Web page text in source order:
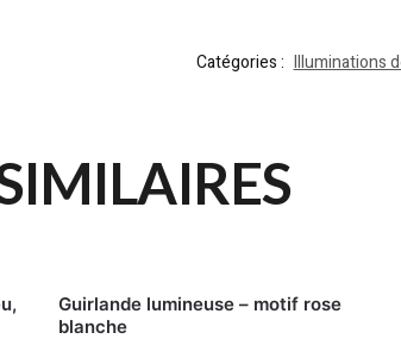
Catégories : Illuminations
Guirlande lumineuse – motif rose
blanche